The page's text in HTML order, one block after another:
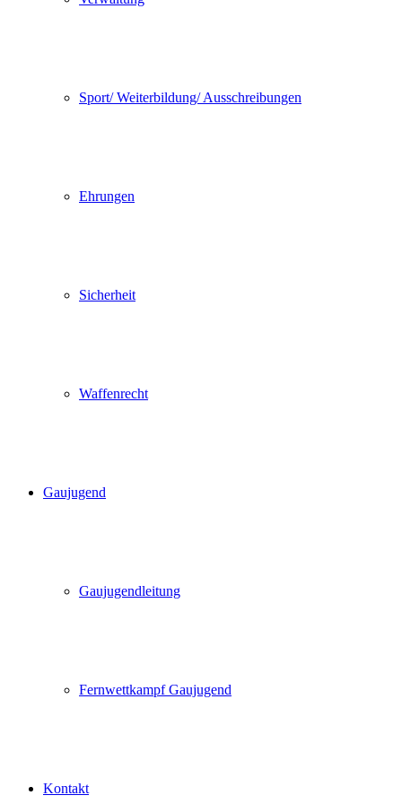
Sport/ Weiterbildung/ Ausschreibungen
Ehrungen
Sicherheit
Waffenrecht
Gaujugend
Gaujugendleitung
Fernwettkampf Gaujugend
Kontakt